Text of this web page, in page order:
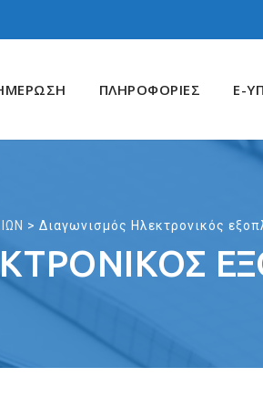
ΠΛΗΡΟΦΟΡΙΕΣ E-
> Διαγωνισμός Ηλεκτρονικός